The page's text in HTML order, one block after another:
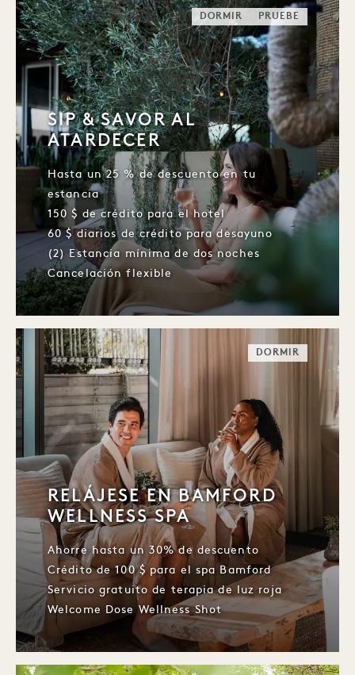
DORMIR PRUEBE
SIP & SAVOR AL
ATARDECER
Hasta un 25 % de descuento en tu
estancia
150 $ de crédito para el hotel
60 $ diarios de crédito para desayuno
(2) Estancia mínima de dos noches
Cancelación flexible
DORMIR
RELÁJESE EN BAMFORD
WELLNESS SPA
Ahorre hasta un 30% de descuento
Crédito de 100 $ para el spa Bamford
Servicio gratuito de terapia de luz roja
Welcome Dose Wellness Shot